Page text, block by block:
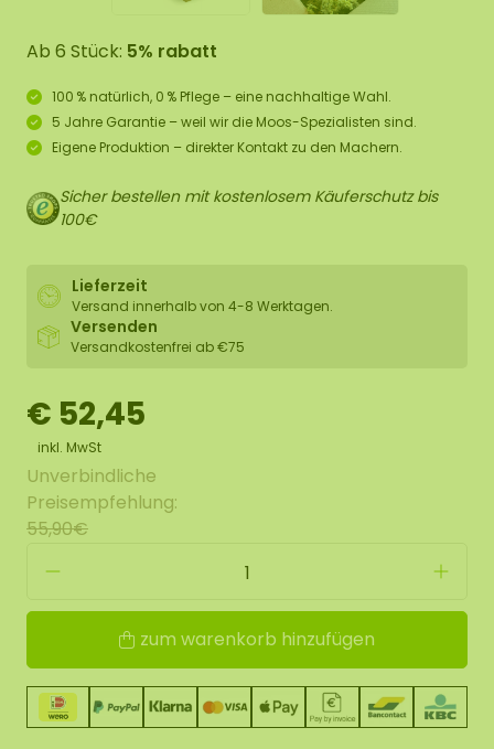
Ab 6 Stück: 5% rabatt
100 % natürlich, 0 % Pflege – eine nachhaltige Wahl.
5 Jahre Garantie – weil wir die Moos-Spezialisten sind.
Eigene Produktion – direkter Kontakt zu den Machern.
Sicher bestellen mit kostenlosem Käuferschutz bis
100€
Lieferzeit
Versand innerhalb von 4-8 Werktagen.
Versenden
Versandkostenfrei ab €75
€ 52,45
inkl. MwSt
Unverbindliche
Preisempfehlung:
55,90€
zum warenkorb hinzufügen